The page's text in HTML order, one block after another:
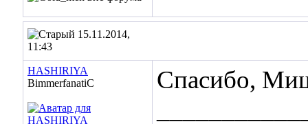
15.11.2014,
11:43
HASHIRIYA
BimmerfanatiC
Спасибо,